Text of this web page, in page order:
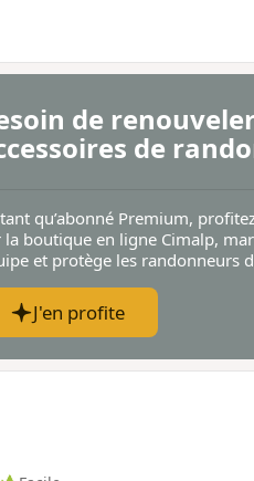
de
de
qu’abonné Premium,
la boutique en ligne Cimalp,
et protège les randonneurs
J'en profite